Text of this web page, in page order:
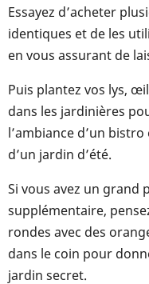
Essayez d’acheter
identiques et de les
en vous assurant de
Puis plantez vos lys,
dans les jardinières
l’ambiance d’un
d’un jardin d’été.
Si vous avez un grand
supplémentaire,
rondes avec des
dans le coin pour
jardin secret.